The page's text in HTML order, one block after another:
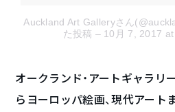
Auckland Art Galleryさん
た投稿 – 10月 7, 2017
オークランド・アートギャラリ
らヨーロッパ絵画、現代アート